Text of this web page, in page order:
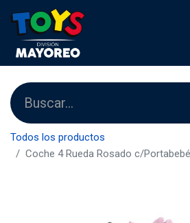
Todos los productos
Coche 4 Rueda Rosado c/